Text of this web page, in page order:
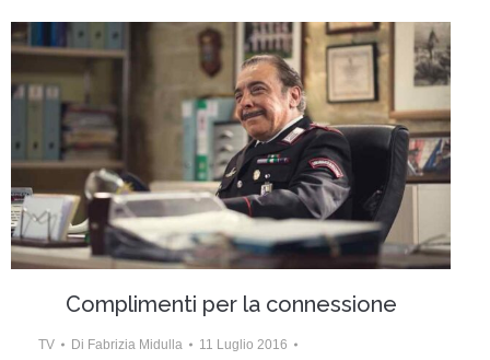
Complimenti per la connessione
TV Di Fabrizia Midulla 11 Luglio 2016